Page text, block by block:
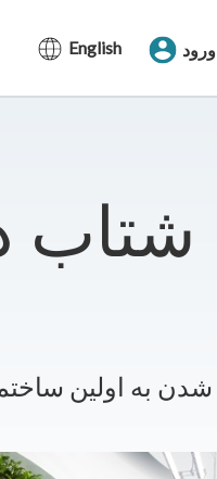
English ورود
شتاب